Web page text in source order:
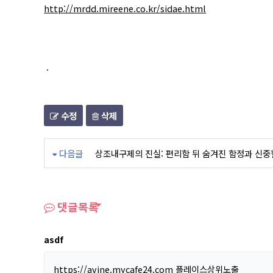
http://mrdd.mireene.co.kr/sidae.html
.
수정 삭제
다음글 상조내구제의 진실: 편리함 뒤 숨겨진 함정과 신
댓글목록
asdf
https://avine.mycafe24.com 플레이스상위노출